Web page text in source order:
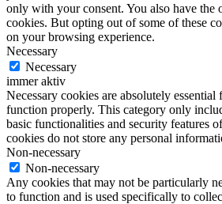
only with your consent. You also have the
cookies. But opting out of some of these
on your browsing experience.
Necessary
Necessary
immer aktiv
Necessary cookies are absolutely essential
function properly. This category only
basic functionalities and security features
cookies do not store any personal
Non-necessary
Non-necessary
Any cookies that may not be particularly
to function and is used specifically to